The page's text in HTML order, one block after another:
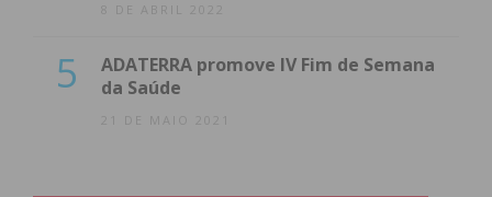
8 DE ABRIL 2022
5
ADATERRA promove IV Fim de Semana
da Saúde
21 DE MAIO 2021